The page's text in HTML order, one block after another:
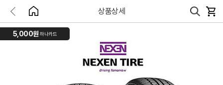
상품상세
5,000원 하나카드